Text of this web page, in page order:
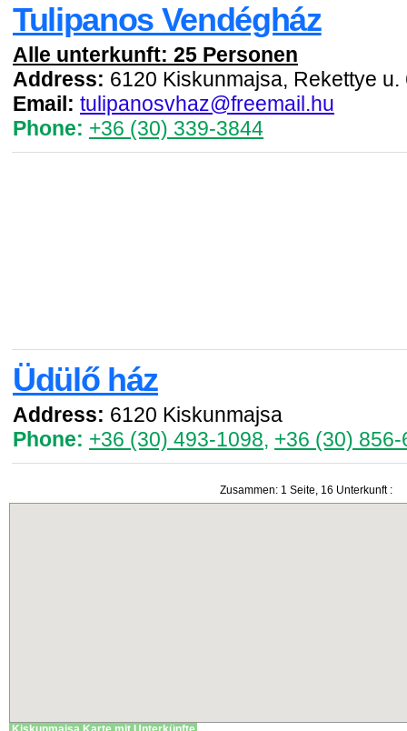
Tulipanos Vendégház
Alle unterkunft: 25 Personen
Address: 6120 Kiskunmajsa, Rekettye u.
Email: tulipanosvhaz@freemail.hu
Phone: +36 (30) 339-3844
Üdülő ház
Address: 6120 Kiskunmajsa
Phone: +36 (30) 493-1098, +36 (30)
Zusammen: 1 Seite, 16 Unterkunft :